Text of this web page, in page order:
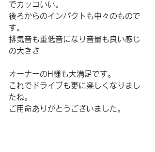
でカッコいい。
後ろからのインパクトも中々のもので
す。
排気音も重低音になり音量も良い感じ
の大きさ
オーナーのH様も大満足です。
これでドライブも更に楽しくなりまし
たね。
ご用命ありがとうございました。